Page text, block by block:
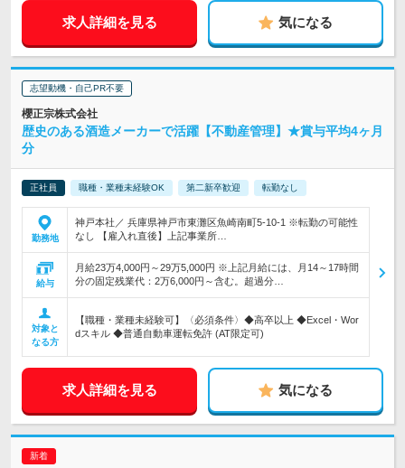
求人詳細を見る 気になる
志望動機・自己PR不要
櫻正宗株式会社
歴史のある酒造メーカーで活躍【不動産管理】★賞与平均4ヶ月
分
正社員 職種・業種未経験OK 第二新卒歓迎 転勤なし
勤務地
神戸本社／ 兵庫県神戸市東灘区魚崎南町5-10-1 ※転勤の可能性
なし 【雇入れ直後】上記事業所…
給与
月給23万4,000円～29万5,000円 ※上記月給には、月14～17時間
分の固定残業代：2万6,000円～含む。超過分…
対象と
なる方
【職種・業種未経験可】〈必須条件〉◆高卒以上 ◆Excel・Wor
dスキル ◆普通自動車運転免許 (AT限定可)
求人詳細を見る 気になる